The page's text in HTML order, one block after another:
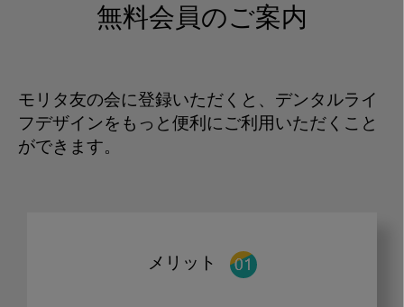
無料会員のご案内
モリタ友の会に登録いただくと、デンタルライ
フデザインをもっと便利にご利用いただくこと
ができます。
メリット